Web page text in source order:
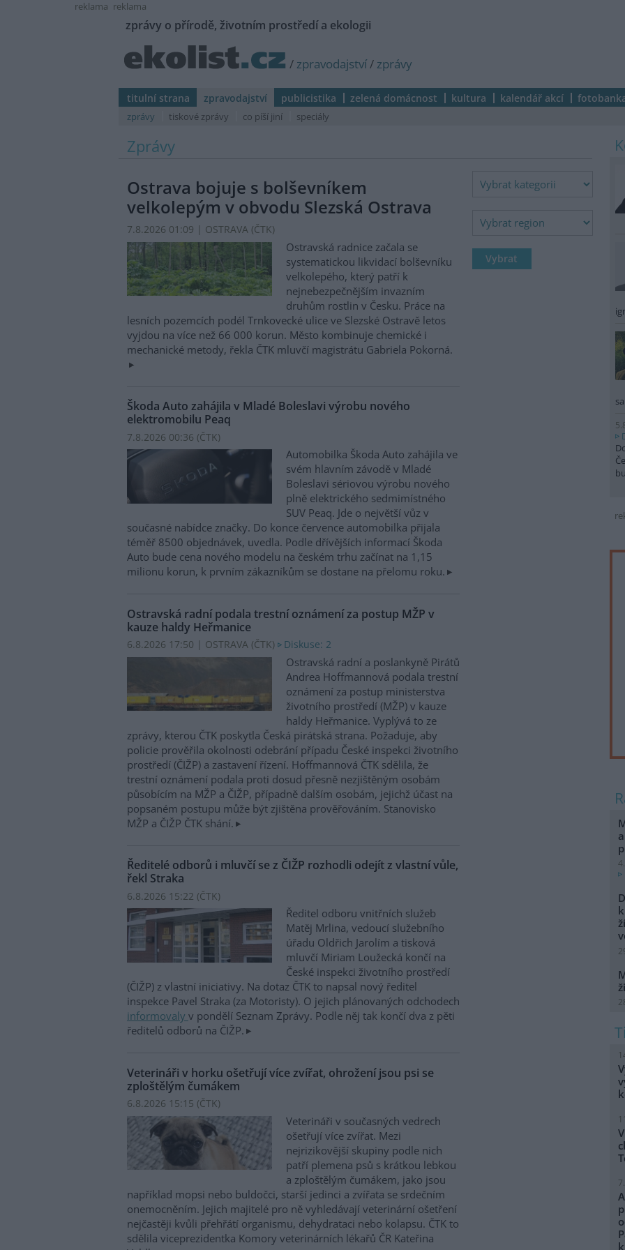
reklama reklama
zprávy o přírodě, životním prostředí a ekologii
/ zpravodajství/ zprávy
titulní strana zpravodajství publicistika zelená domácnost kultura kalendář akcí
zprávy tiskové zprávy co píší jiní speciály
Zprávy
Ostrava bojuje s bolševníkem
velkolepým v obvodu Slezská Ostrava
7.8.2026 01:09 | OSTRAVA (ČTK)
Ostravská radnice začala se
systematickou likvidací bolševníku
velkolepého, který patří k
nejnebezpečnějším invazním
druhům rostlin v Česku. Práce na
lesních pozemcích podél Trnkovecké ulice ve Slezské Ostravě letos
vyjdou na více než 66 000 korun. Město kombinuje chemické i
mechanické metody, řekla ČTK mluvčí magistrátu Gabriela Pokorná.
Škoda Auto zahájila v Mladé Boleslavi výrobu nového
elektromobilu Peaq
7.8.2026 00:36 (ČTK)
Automobilka Škoda Auto zahájila ve
svém hlavním závodě v Mladé
Boleslavi sériovou výrobu nového
plně elektrického sedmimístného
SUV Peaq. Jde o největší vůz v
současné nabídce značky. Do konce července automobilka přijala
téměř 8500 objednávek, uvedla. Podle dřívějších informací Škoda
Auto bude cena nového modelu na českém trhu začínat na 1,15
milionu korun, k prvním zákazníkům se dostane na přelomu roku.
Ostravská radní podala trestní oznámení za postup MŽP v
kauze haldy Heřmanice
6.8.2026 17:50 | OSTRAVA (ČTK) Diskuse: 2
Ostravská radní a poslankyně Pirátů
Andrea Hoffmannová podala trestní
oznámení za postup ministerstva
životního prostředí (MŽP) v kauze
haldy Heřmanice. Vyplývá to ze
zprávy, kterou ČTK poskytla Česká pirátská strana. Požaduje, aby
policie prověřila okolnosti odebrání případu České inspekci životního
prostředí (ČIŽP) a zastavení řízení. Hoffmannová ČTK sdělila, že
trestní oznámení podala proti dosud přesně nezjištěným osobám
působícím na MŽP a ČIŽP, případně dalším osobám, jejichž účast na
popsaném postupu může být zjištěna prověřováním. Stanovisko
MŽP a ČIŽP ČTK shání.
Ředitelé odborů i mluvčí se z ČIŽP rozhodli odejít z vlastní vůle,
řekl Straka
6.8.2026 15:22 (ČTK)
Ředitel odboru vnitřních služeb
Matěj Mrlina, vedoucí služebního
úřadu Oldřich Jarolím a tisková
mluvčí Miriam Loužecká končí na
České inspekci životního prostředí
(ČIŽP) z vlastní iniciativy. Na dotaz ČTK to napsal nový ředitel
inspekce Pavel Straka (za Motoristy). O jejich plánovaných odchodech
informovaly v pondělí Seznam Zprávy. Podle něj tak končí dva z pěti
ředitelů odborů na ČIŽP.
Veterináři v horku ošetřují více zvířat, ohrožení jsou psi se
zploštělým čumákem
6.8.2026 15:15 (ČTK)
Veterináři v současných vedrech
ošetřují více zvířat. Mezi
nejrizikovější skupiny podle nich
patří plemena psů s krátkou lebkou
a zploštělým čumákem, jako jsou
například mopsi nebo buldočci, starší jedinci a zvířata se srdečním
onemocněním. Jejich majitelé pro ně vyhledávají veterinární ošetření
nejčastěji kvůli přehřátí organismu, dehydrataci nebo kolapsu. ČTK to
sdělila viceprezidentka Komory veterinárních lékařů ČR Kateřina